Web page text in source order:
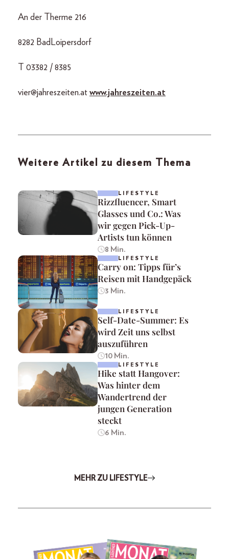
An der Therme 216
8282 BadLoipersdorf
T 03382 / 8385
vier@jahreszeiten.at www.jahreszeiten.at
Weitere Artikel zu diesem Thema
LIFESTYLE
Rizzfluencer, Smart
Glasses und Co.: Was
wir gegen Pick-Up-
Artists tun können
8 Min.
LIFESTYLE
Carry on: Tipps für’s
Reisen mit Handgepäck
3 Min.
LIFESTYLE
Self-Date-Summer: Es
wird Zeit uns selbst
auszuführen
10 Min.
LIFESTYLE
Hike statt Hangover:
Was hinter dem
Wandertrend der
jungen Generation
steckt
6 Min.
MEHR ZU LIFESTYLE